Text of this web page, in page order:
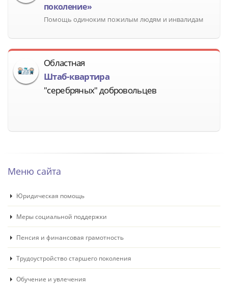
поколение»
Помощь одиноким пожилым людям и инвалидам
Областная
Штаб-квартира
"серебряных" добровольцев
Меню сайта
Юридическая помощь
Меры социальной поддержки
Пенсия и финансовая грамотность
Трудоустройство старшего поколения
Обучение и увлечения